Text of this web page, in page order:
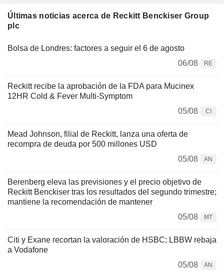
Últimas noticias acerca de Reckitt Benckiser Group
plc
Bolsa de Londres: factores a seguir el 6 de agosto
06/08
RE
Reckitt recibe la aprobación de la FDA para Mucinex
12HR Cold & Fever Multi-Symptom
05/08
CI
Mead Johnson, filial de Reckitt, lanza una oferta de
recompra de deuda por 500 millones USD
05/08
AN
Berenberg eleva las previsiones y el precio objetivo de
Reckitt Benckiser tras los resultados del segundo trimestre;
mantiene la recomendación de mantener
05/08
MT
Citi y Exane recortan la valoración de HSBC; LBBW rebaja
a Vodafone
05/08
AN